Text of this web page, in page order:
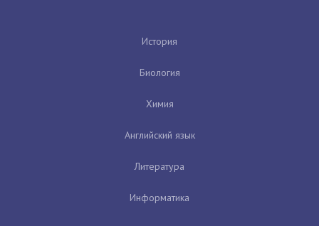
История
Биология
Химия
Английский язык
Литература
Информатика